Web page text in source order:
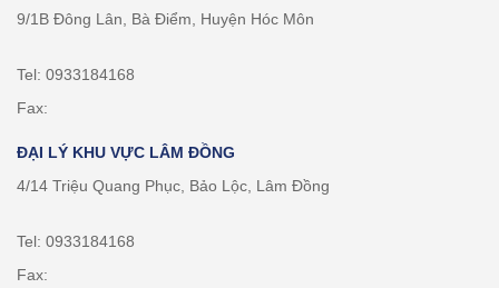
9/1B Đông Lân, Bà Điểm, Huyện Hóc Môn
Tel: 0933184168
Fax:
ĐẠI LÝ KHU VỰC LÂM ĐỒNG
4/14 Triệu Quang Phục, Bảo Lộc, Lâm Đồng
Tel: 0933184168
Fax: